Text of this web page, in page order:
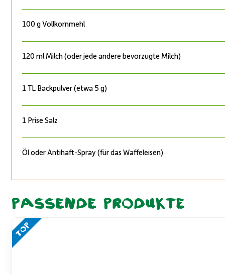
100 g Vollkornmehl
120 ml Milch (oder jede andere bevorzugte Milch)
1 TL Backpulver (etwa 5 g)
1 Prise Salz
Öl oder Antihaft-Spray (für das Waffeleisen)
Passende Produkte